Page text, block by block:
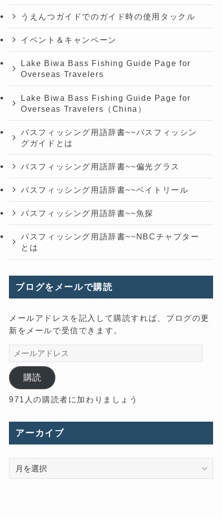
うえんつガイドでのガイド時の使用タックル
イベント＆キャンペーン
Lake Biwa Bass Fishing Guide Page for
Overseas Travelers
Lake Biwa Bass Fishing Guide Page for
Overseas Travelers（China）
バスフィッシング用語辞書~~バスフィッシン
グガイドとは
バスフィッシング用語辞書~~偏光グラス
バスフィッシング用語辞書~~ベイトリール
バスフィッシング用語辞書~~魚探
バスフィッシング用語辞書~~NBCチャプター
とは
ブログをメールで購読
メールアドレスを記入して購読すれば、ブログの更
新をメールで受信できます。
ー
ル
ア
ド
ス
購読
971人の購読者に加わりましょう
アーカイブ